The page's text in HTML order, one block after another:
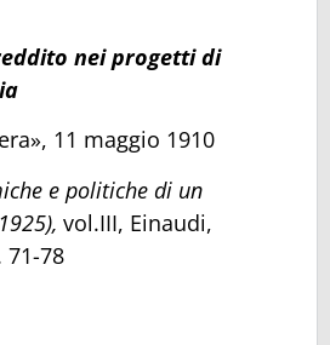
nei progetti di
11 maggio 1910
e politiche di un
vol.III, Einaudi,
71-78